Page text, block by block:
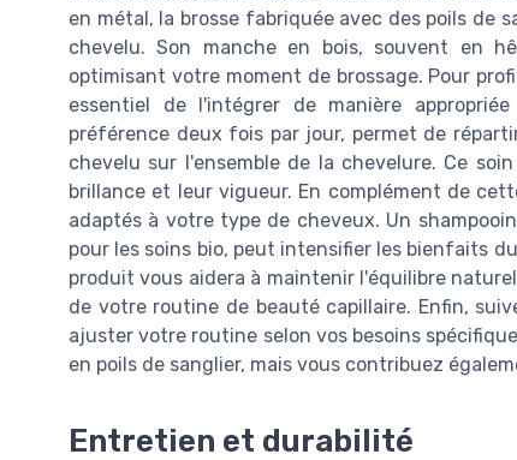
en métal, la brosse fabriquée avec des poils de
chevelu. Son manche en bois, souvent en
optimisant votre moment de brossage. Pour
essentiel de l'intégrer de manière
préférence deux fois par jour, permet de
chevelu sur l'ensemble de la chevelure. Ce
brillance et leur vigueur. En complément de
adaptés à votre type de cheveux. Un
pour les soins bio, peut intensifier les bienfaits
produit vous aidera à maintenir l'équilibre
de votre routine de beauté capillaire. Enfin,
ajuster votre routine selon vos besoins
en poils de sanglier, mais vous contribuez
Entretien et durabilité